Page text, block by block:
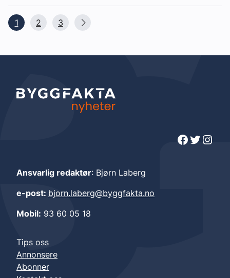
1 2 3
Facebook Twitter Instagram
Ansvarlig redaktør: Bjørn Laberg
e-post: bjorn.laberg@byggfakta.no
Mobil: 93 60 05 18
Tips oss
Annonsere
Abonner